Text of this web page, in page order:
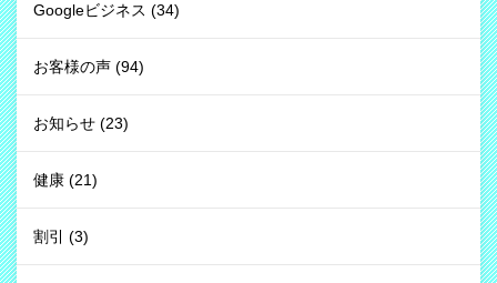
Googleビジネス (34)
お客様の声 (94)
お知らせ (23)
健康 (21)
割引 (3)